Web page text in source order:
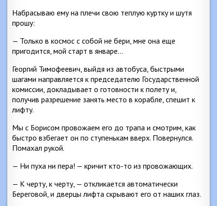
Набрасываю ему на плечи свою теплую куртку и шутя
прошу:
— Только в космос с собой не бери, мне она еще
пригодится, мой старт в январе…
Георгий Тимофеевич, выйдя из автобуса, быстрыми
шагами направляется к председателю Государственной
комиссии, докладывает о готовности к полету и,
получив разрешение занять место в корабле, спешит к
лифту.
Мы с Борисом провожаем его до трапа и смотрим, как
быстро взбегает он по ступенькам вверх. Повернулся.
Помахал рукой.
— Ни пуха ни пера! — кричит кто-то из провожающих.
— К черту, к черту, — откликается автоматически
Береговой, и дверцы лифта скрывают его от наших глаз.